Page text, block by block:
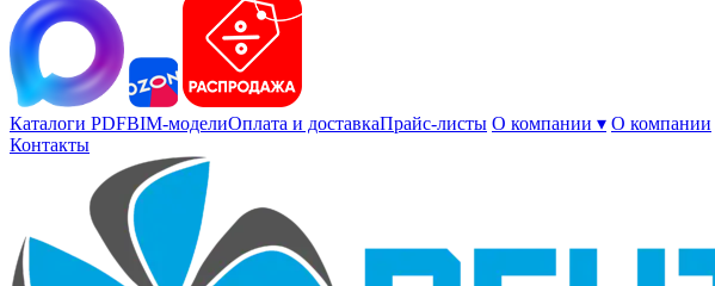
Каталоги PDFBIM-моделиОплата и доставкаПрайс-листы О компании ▾ О компании
Контакты